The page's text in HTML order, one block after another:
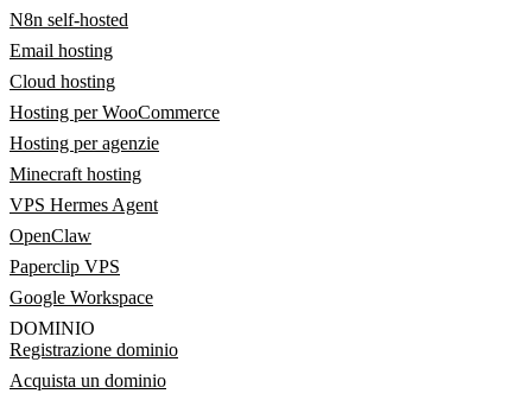
N8n self-hosted
Email hosting
Cloud hosting
Hosting per WooCommerce
Hosting per agenzie
Minecraft hosting
VPS Hermes Agent
OpenClaw
Paperclip VPS
Google Workspace
DOMINIO
Registrazione dominio
Acquista un dominio